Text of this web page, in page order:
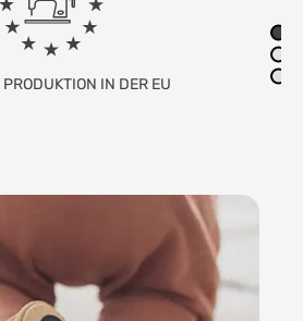
MIT SITZ IN